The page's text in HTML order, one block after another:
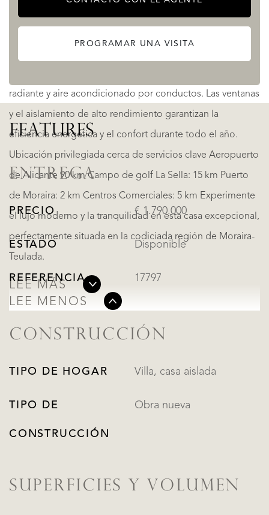
radiante y aire acondicionado por conductos. Las ventanas
y el aislamiento de alto rendimiento garantizan la
eficiencia energética y el confort durante todo el año.
Ubicación privilegiada cerca de servicios clave Aeropuerto
de Alicante 90 km Campo de golf La Sella: 15 km Puerto
de Moraira: 2 km Centros Comerciales: 5 km Experimente
el lujo moderno y la tranquilidad en esta casa excepcional,
perfectamente situada en la codiciada región de Moraira-
Teulada.
LEE MÁS
LEE MENOS
PROGRAMAR UNA VISITA
FEATURES
ENTREGA
PRECIO € 1.790.000
ESTADO Disponible
REFERENCIA 17797
CONSTRUCCIÓN
TIPO DE HOGAR Villa, casa aislada
TIPO DE
CONSTRUCCIÓN
Obra nueva
SUPERFICIES Y VOLUMEN